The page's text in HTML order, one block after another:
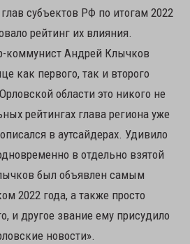
субъектов РФ по итогам 2022
рейтинг их влияния.
коммунист Андрей Клычков
как первого, так и второго
области это никого не
рейтингах глава региона уже
в аутсайдерах. Удивило
в отдельно взятой
был объявлен самым
2022 года, а также просто
и другое звание ему присудило
новости».